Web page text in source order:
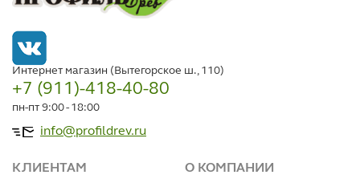
Интернет магазин (Вытегорское ш., 110)
+7 (911)-418-40-80
пн-пт 9:00 - 18:00
info@profildrev.ru
КЛИЕНТАМ
О КОМПАНИИ